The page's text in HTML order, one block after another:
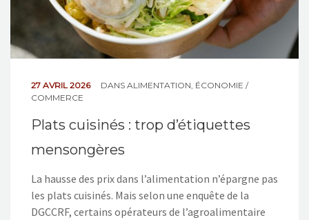
27 AVRIL 2026 DANS ALIMENTATION, ÉCONOMIE /
COMMERCE
Plats cuisinés : trop d’étiquettes
mensongères
La hausse des prix dans l’alimentation n’épargne pas
les plats cuisinés. Mais selon une enquête de la
DGCCRF, certains opérateurs de l’agroalimentaire